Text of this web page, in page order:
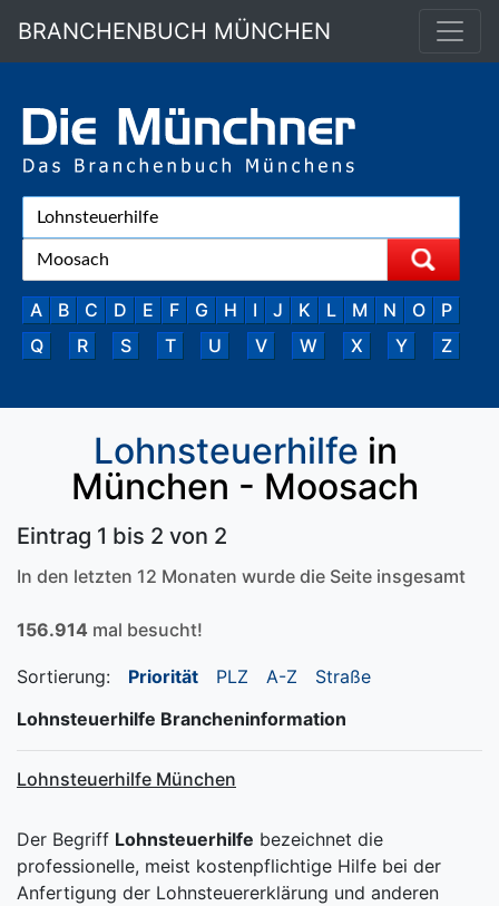
BRANCHENBUCH MÜNCHEN
A B C D E F G H I J K L M N O
P
Q
R S T U V W X Y Z
Lohnsteuerhilfe in
München - Moosach
Eintrag 1 bis 2 von 2
In den letzten 12 Monaten wurde die Seite insgesamt
156.914 mal besucht!
Sortierung: Priorität PLZ A-Z
Straße
Lohnsteuerhilfe Brancheninformation
Lohnsteuerhilfe München
Der Begriff Lohnsteuerhilfe bezeichnet die
professionelle, meist kostenpflichtige Hilfe bei der
Anfertigung der Lohnsteuererklärung und anderen